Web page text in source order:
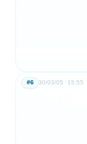
30/03/05 15:55
#6